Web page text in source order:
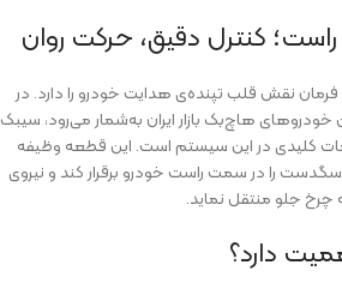
نقش قلب تپنده‌ی هدایت خودرو را دارد. در
خودروهای هاچ‌بک بازار ایران به‌شمار می‌رود، سیبک
از قطعات کلیدی در این سیستم است. این قطعه وظیفه
سگدست را در سمت راست خودرو برقرار کند و نیروی
چرخ جلو منتقل نماید.
دارد؟